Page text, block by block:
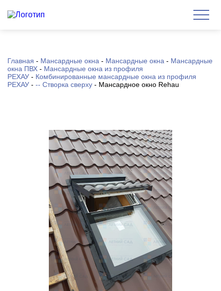
Главная - Мансардные окна - Мансардные окна - Мансардные
окна ПВХ - Мансардные окна из профиля
РЕХАУ - Комбинированные мансардные окна из профиля
РЕХАУ - -- Створка сверху - Мансардное окно Rehau